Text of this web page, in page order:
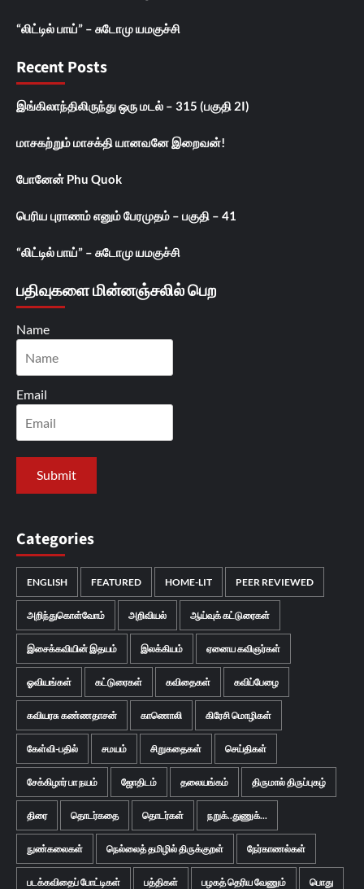
“லிட்டில் பாய்” – சுடோமு யமகுச்சி
Recent Posts
இங்கிலாந்திலிருந்து ஒரு மடல் – 315 (பகுதி 2I)
மாசகற்றும் மாசக்தி யானவனே இறைவன்!
போனேன் Phu Quok
பெரிய புராணம் எனும் பேரமுதம் – பகுதி – 41
“லிட்டில் பாய்” – சுடோமு யமகுச்சி
பதிவுகளை மின்னஞ்சலில் பெற
Name
Email
Categories
ENGLISH FEATURED HOME-LIT PEER REVIEWED
அறிந்துகொள்வோம் அறிவியல் ஆய்வுக் கட்டுரைகள்
இசைக்கவியின் இதயம் இலக்கியம் ஏனைய கவிஞர்கள்
ஓவியங்கள் கட்டுரைகள் கவிதைகள் கவிப்பேழை
கவியரசு கண்ணதாசன் காணொலி கிரேசி மொழிகள்
கேள்வி-பதில் சமயம் சிறுகதைகள் செய்திகள்
சேக்கிழார் பா நயம் ஜோதிடம் தலையங்கம் திருமால் திருப்புகழ்
திரை தொடர்கதை தொடர்கள் நறுக்..துணுக்...
நுண்கலைகள் நெல்லைத் தமிழில் திருக்குறள் நேர்காணல்கள்
படக்கவிதைப் போட்டிகள் பத்திகள் பழகத் தெரிய வேணும் பொது